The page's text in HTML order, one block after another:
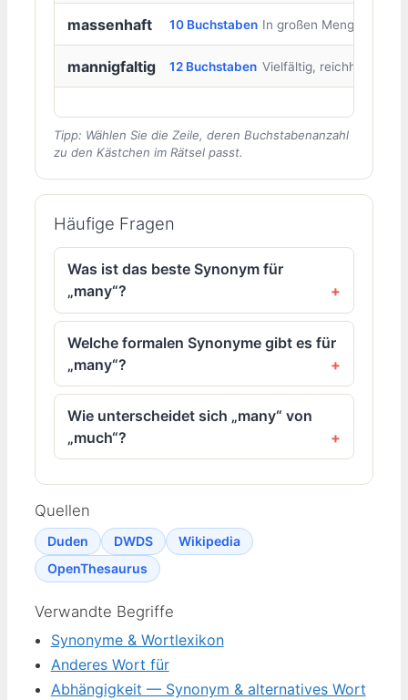
massenhaft 10 Buchstaben In großen Mengen
mannigfaltig 12 Buchstaben Vielfältig, reichhaltig
Tipp: Wählen Sie die Zeile, deren Buchstabenanzahl
zu den Kästchen im Rätsel passt.
Häufige Fragen
Was ist das beste Synonym für
„many“?
Welche formalen Synonyme gibt es für
„many“?
Wie unterscheidet sich „many“ von
„much“?
Quellen
Duden DWDS
Wikipedia
OpenThesaurus
Verwandte Begriffe
Synonyme & Wortlexikon
Anderes Wort für
Abhängigkeit — Synonym & alternatives Wort